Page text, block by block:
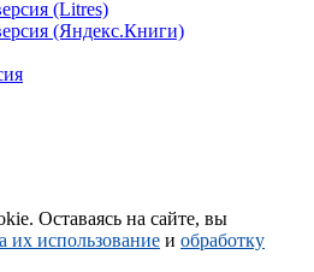
(Litres)
(Яндекс.Книги)
Оставаясь на сайте, вы
их использование и обработку